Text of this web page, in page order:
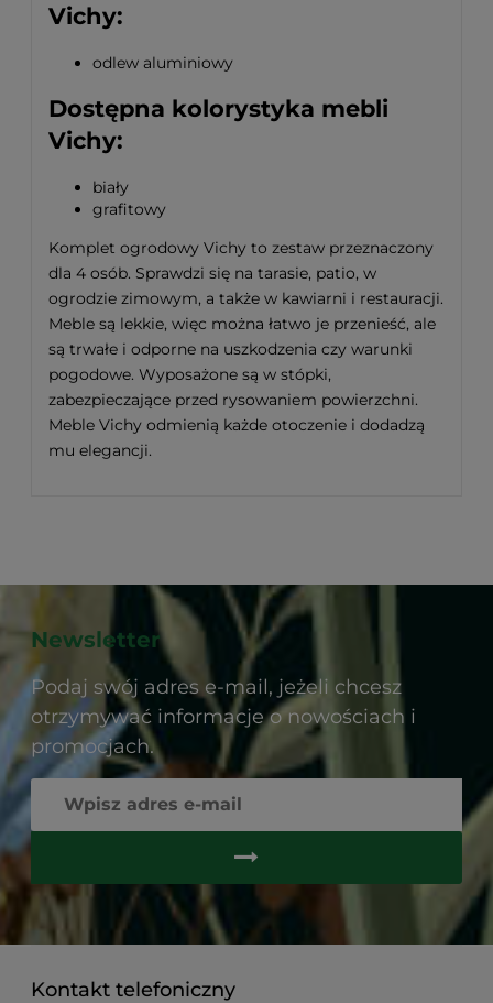
Vichy:
odlew aluminiowy
Dostępna kolorystyka mebli
Vichy:
biały
grafitowy
Komplet ogrodowy Vichy to zestaw przeznaczony
dla 4 osób. Sprawdzi się na tarasie, patio, w
ogrodzie zimowym, a także w kawiarni i restauracji.
Meble są lekkie, więc można łatwo je przenieść, ale
są trwałe i odporne na uszkodzenia czy warunki
pogodowe. Wyposażone są w stópki,
zabezpieczające przed rysowaniem powierzchni.
Meble Vichy odmienią każde otoczenie i dodadzą
mu elegancji.
Newsletter
Podaj swój adres e-mail, jeżeli chcesz
otrzymywać informacje o nowościach i
promocjach.
Kontakt telefoniczny